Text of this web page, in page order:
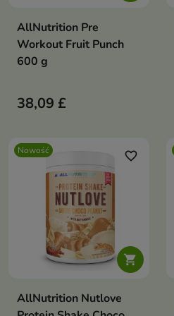
AllNutrition Pre
Workout Fruit Punch
600 g
38,09 £
Nowość

favorite_border
AllNutrition Nutlove